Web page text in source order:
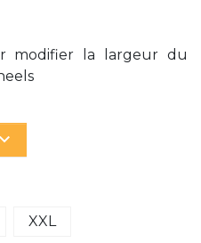
modifier la largeur du
keyboard_arrow_down
XXL